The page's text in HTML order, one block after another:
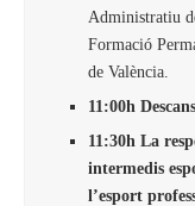
Administratiu
Formació
de València.
11:00h Descans
11:30h La
intermedis
l’esport